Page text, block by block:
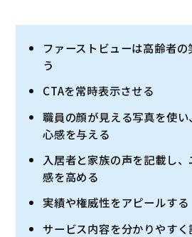
ファーストビューは高齢者
う
CTAを常時表示させる
職員の顔が見える写真を使
心感を与える
入居者と家族の声を記載し
感を高める
実績や権威性をアピールする
サービス内容を分かりやすく